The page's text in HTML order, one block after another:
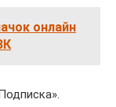
онлайн